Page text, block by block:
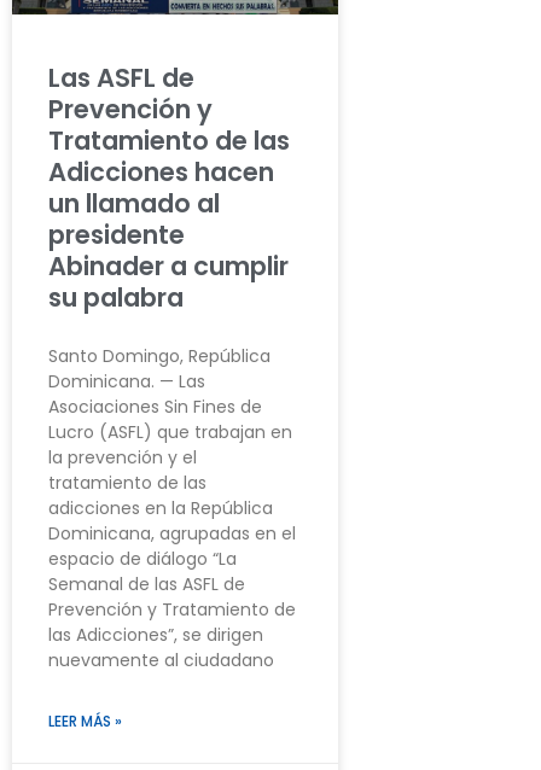
Las ASFL de
Prevención y
Tratamiento de las
Adicciones hacen
un llamado al
presidente
Abinader a cumplir
su palabra
Santo Domingo, República
Dominicana. — Las
Asociaciones Sin Fines de
Lucro (ASFL) que trabajan en
la prevención y el
tratamiento de las
adicciones en la República
Dominicana, agrupadas en el
espacio de diálogo “La
Semanal de las ASFL de
Prevención y Tratamiento de
las Adicciones”, se dirigen
nuevamente al ciudadano
LEER MÁS »